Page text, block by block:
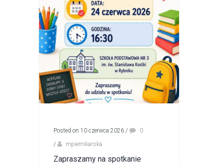
Posted on 10 czerwca 2026 /
0
/
mpiernikarska
Zapraszamy na spotkanie